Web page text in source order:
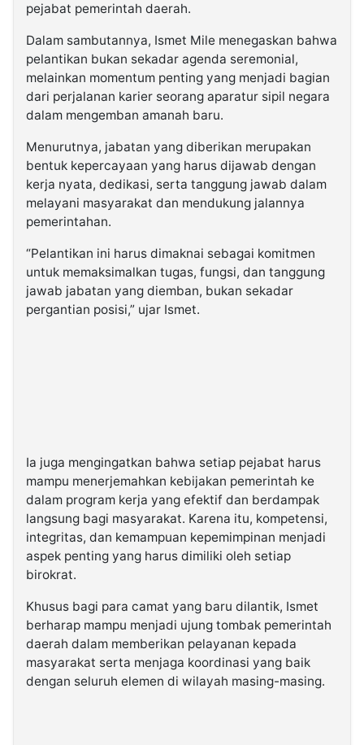
pejabat pemerintah daerah.
Dalam sambutannya, Ismet Mile menegaskan bahwa
pelantikan bukan sekadar agenda seremonial,
melainkan momentum penting yang menjadi bagian
dari perjalanan karier seorang aparatur sipil negara
dalam mengemban amanah baru.
Menurutnya, jabatan yang diberikan merupakan
bentuk kepercayaan yang harus dijawab dengan
kerja nyata, dedikasi, serta tanggung jawab dalam
melayani masyarakat dan mendukung jalannya
pemerintahan.
“Pelantikan ini harus dimaknai sebagai komitmen
untuk memaksimalkan tugas, fungsi, dan tanggung
jawab jabatan yang diemban, bukan sekadar
pergantian posisi,” ujar Ismet.
Ia juga mengingatkan bahwa setiap pejabat harus
mampu menerjemahkan kebijakan pemerintah ke
dalam program kerja yang efektif dan berdampak
langsung bagi masyarakat. Karena itu, kompetensi,
integritas, dan kemampuan kepemimpinan menjadi
aspek penting yang harus dimiliki oleh setiap
birokrat.
Khusus bagi para camat yang baru dilantik, Ismet
berharap mampu menjadi ujung tombak pemerintah
daerah dalam memberikan pelayanan kepada
masyarakat serta menjaga koordinasi yang baik
dengan seluruh elemen di wilayah masing-masing.